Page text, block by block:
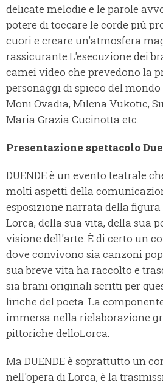
delicate melodie e le parole
potere di toccare le corde più
cuori e creare un'atmosfera
rassicurante.L'esecuzione dei
camei video che prevedono la
personaggi di spicco del
Moni Ovadia, Milena Vukotic,
Maria Grazia Cucinotta etc.
Presentazione spettacolo
DUENDE è un evento teatrale
molti aspetti della
esposizione narrata della figura
Lorca, della sua vita, della sua
visione dell'arte. È di certo un
dove convivono sia canzoni
sua breve vita ha raccolto e
sia brani originali scritti per
liriche del poeta. La
immersa nella rielaborazione
pittoriche delloLorca.
Ma DUENDE è soprattutto un
nell'opera di Lorca, è la